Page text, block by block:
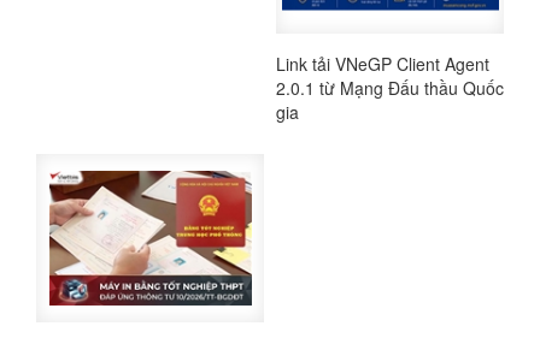
Link tải VNeGP Client Agent
2.0.1 từ Mạng Đấu thầu Quốc
gia